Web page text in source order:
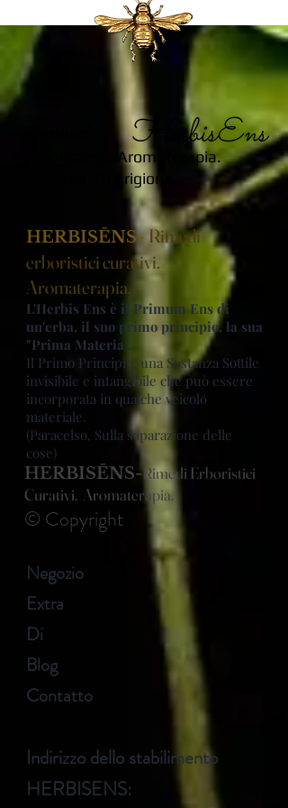
Erboristeria. Aromaterapia.
Spagyria. Guarigione.
HERBISĒNS- Rimedi
erboristici curativi.
Aromaterapia.
L'Herbis Ens è il Primum Ens di
un'erba, il suo primo principio, la sua
"Prima Materia".
Il Primo Principio, una Sostanza Sottile
invisibile e intangibile che può essere
incorporata in qualche veicolo
materiale.
(Paracelso, Sulla saparazione delle
cose)
HERBISĒNS-Rimedi Erboristici
Curativi. Aromaterapia.
© Copyright
Negozio
Extra
Di
Blog
Contatto
Indirizzo dello stabilimento
HERBISENS: